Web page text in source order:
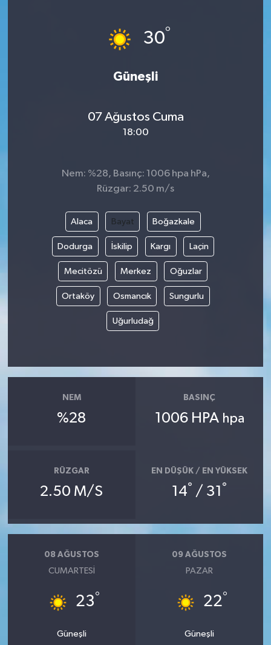
30°
Güneşli
07 Ağustos Cuma
18:00
Nem: %28, Basınç: 1006 hpa hPa,
Rüzgar: 2.50 m/s
Alaca Bayat Boğazkale
Dodurga İskilip Kargı Laçin
Mecitözü Merkez Oğuzlar
Ortaköy Osmancık Sungurlu
Uğurludağ
NEM
%28
BASINÇ
1006 HPA hpa
RÜZGAR
2.50 M/S
EN DÜŞÜK / EN YÜKSEK
14° / 31 °
08 AĞUSTOS
CUMARTESI
23°
Güneşli
09 AĞUSTOS
PAZAR
22°
Güneşli
Yüksek İstişare Kurulu